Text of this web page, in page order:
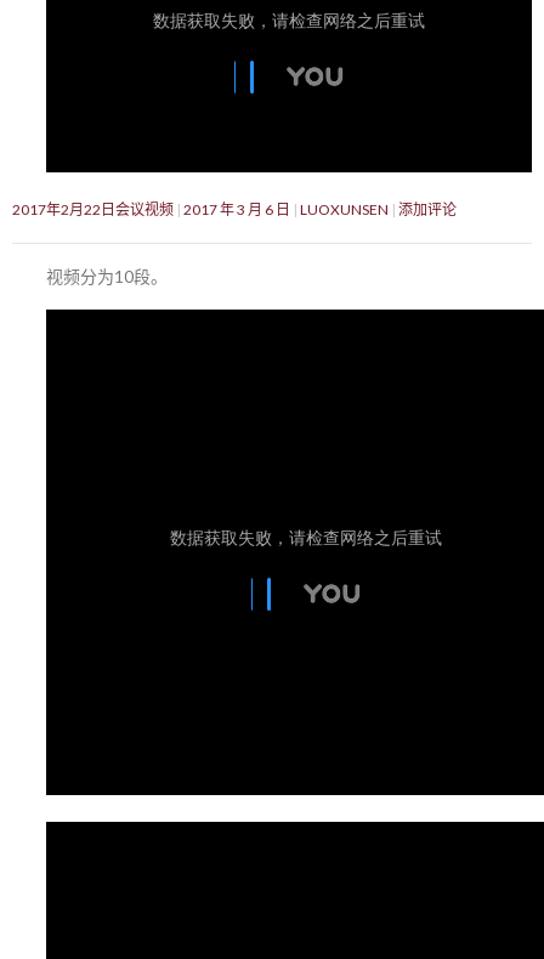
2017年2月22日会议视频 2017 年 3 月 6 日 LUOXUNSEN 添加评论
视频分为10段。